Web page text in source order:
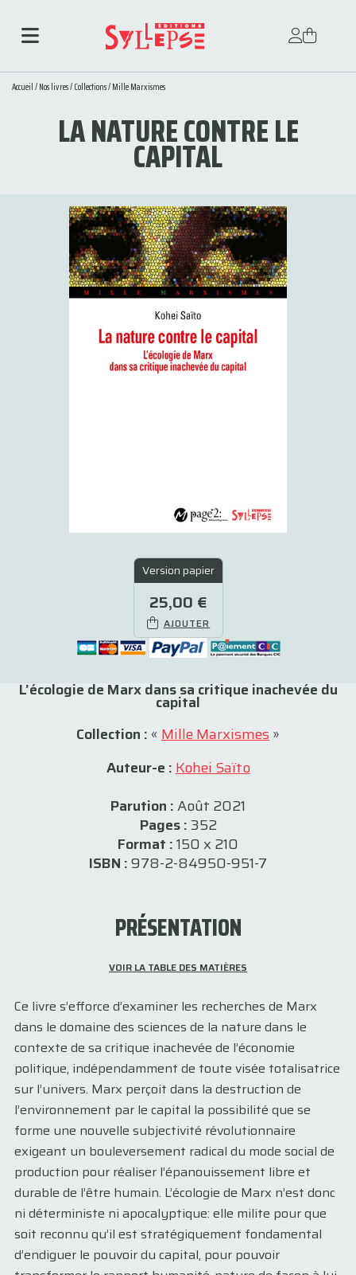
Accueil/Nos livres/Collections/Mille Marxismes
LA NATURE CONTRE LE
CAPITAL
Version papier
25,00 €
AJOUTER
L’écologie de Marx dans sa critique inachevée du
capital
Collection : « Mille Marxismes»
Auteur-e :Kohei Saïto
Parution :Août 2021
Pages :352
Format :150 x 210
ISBN :978-2-84950-951-7
PRÉSENTATION
VOIR LA TABLE DES MATIÈRES
Ce livre s’efforce d’examiner les recherches de Marx
dans le domaine des sciences de la nature dans le
contexte de sa critique inachevée de l’économie
politique, indépendamment de toute visée totalisatrice
sur l’univers. Marx perçoit dans la destruction de
l’environnement par le capital la possibilité que se
forme une nouvelle subjectivité révolutionnaire
exigeant un bouleversement radical du mode social de
production pour réaliser l’épanouissement libre et
durable de l’être humain. L’écologie de Marx n’est donc
ni déterministe ni apocalyptique: elle milite pour que
soit reconnu qu’il est stratégiquement fondamental
d’endiguer le pouvoir du capital, pour pouvoir